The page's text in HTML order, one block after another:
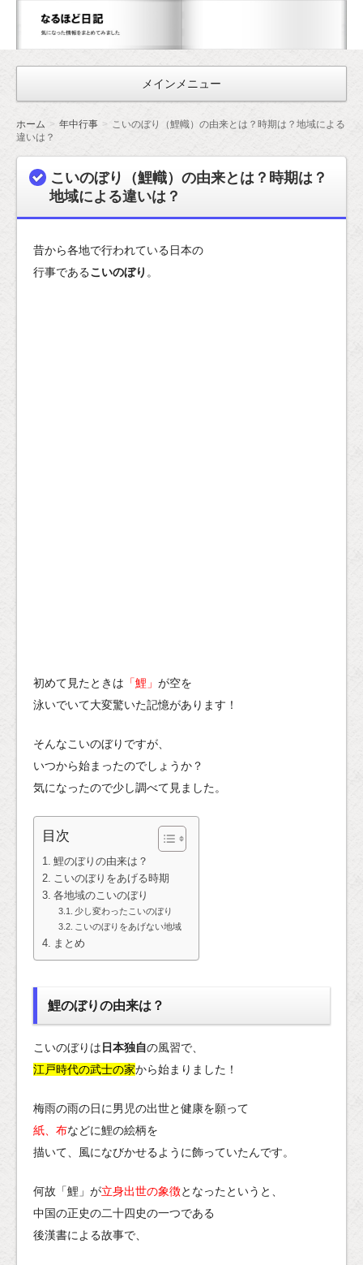
な
る
ほ
日
記
メインメニュー
ホーム 年中行事
こいのぼり（鯉幟）の由来とは？時期は？地域による
違いは？
こいのぼり（鯉幟）の由来とは？時期は？
地域による違いは？
昔から各地で行われている日本の
行事であるこいのぼり 。
初めて見たときは 「鯉」 が空を
泳いでいて大変驚いた記憶があります！
そんなこいのぼりですが、
いつから始まったのでしょうか？
気になったので少し調べて見ました。
目次
鯉のぼりの由来は？
こいのぼりをあげる時期
各地域のこいのぼり
少し変わったこいのぼり
こいのぼりをあげない地域
まとめ
鯉のぼりの由来は？
こいのぼりは 日本独自の風習で、
江戸時代の武士の家から始まりました！
梅雨の雨の日に男児の出世と健康を願って
紙、布などに鯉の絵柄を
描いて、風になびかせるように飾っていたんです。
何故「鯉」が立身出世の象徴となったというと、
中国の正史の二十四史の一つである
後漢書による故事で、